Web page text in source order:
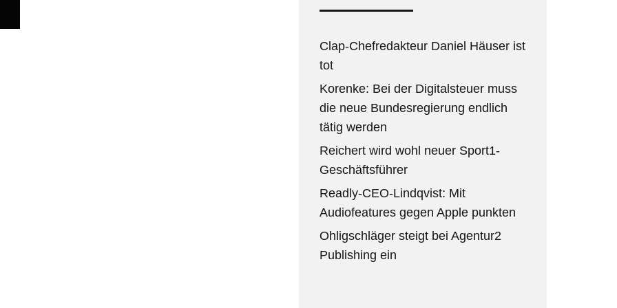
Clap-Chefredakteur Daniel Häuser ist
tot
Korenke: Bei der Digitalsteuer muss
die neue Bundesregierung endlich
tätig werden
Reichert wird wohl neuer Sport1-
Geschäftsführer
Readly-CEO-Lindqvist: Mit
Audiofeatures gegen Apple punkten
Ohligschläger steigt bei Agentur2
Publishing ein